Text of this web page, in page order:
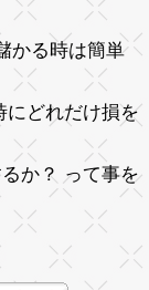
かる時は簡単
にどれだけ損を
か？ って事を